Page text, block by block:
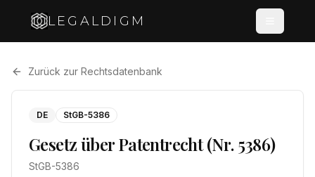
LEGALDIGM
Zurück zur Rechtsdatenbank
DE StGB-5386
Gesetz über Patentrecht (Nr. 5386)
StGB-5386